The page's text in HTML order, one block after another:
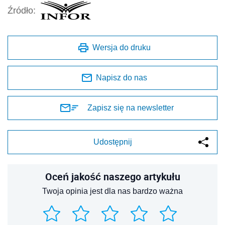
Źródło:
Wersja do druku
Napisz do nas
Zapisz się na newsletter
Udostępnij
Oceń jakość naszego artykułu
Twoja opinia jest dla nas bardzo ważna